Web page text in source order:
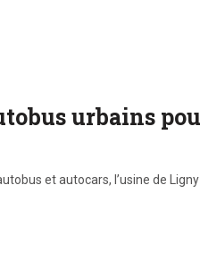
urbains
et autocars, l’usine de